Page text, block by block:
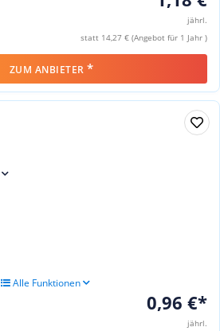
jährl.
statt 14,27 € (Angebot für 1 Jahr )
ZUM ANBIETER *
Alle Funktionen
0,96 €*
jährl.